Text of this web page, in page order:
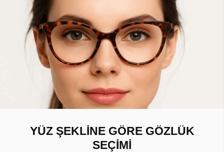
YÜZ ŞEKLİNE GÖRE GÖZLÜK
SEÇİMİ